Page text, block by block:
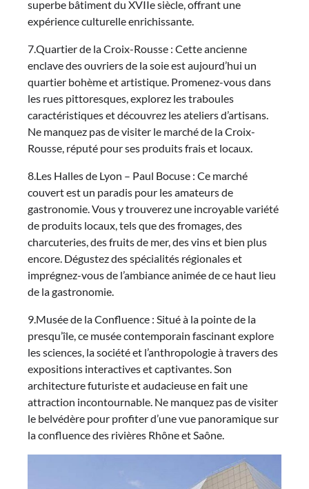
superbe bâtiment du XVIIe siècle, offrant une
expérience culturelle enrichissante.
7.Quartier de la Croix-Rousse : Cette ancienne
enclave des ouvriers de la soie est aujourd’hui un
quartier bohème et artistique. Promenez-vous dans
les rues pittoresques, explorez les traboules
caractéristiques et découvrez les ateliers d’artisans.
Ne manquez pas de visiter le marché de la Croix-
Rousse, réputé pour ses produits frais et locaux.
8.Les Halles de Lyon – Paul Bocuse : Ce marché
couvert est un paradis pour les amateurs de
gastronomie. Vous y trouverez une incroyable variété
de produits locaux, tels que des fromages, des
charcuteries, des fruits de mer, des vins et bien plus
encore. Dégustez des spécialités régionales et
imprégnez-vous de l’ambiance animée de ce haut lieu
de la gastronomie.
9.Musée de la Confluence : Situé à la pointe de la
presqu’île, ce musée contemporain fascinant explore
les sciences, la société et l’anthropologie à travers des
expositions interactives et captivantes. Son
architecture futuriste et audacieuse en fait une
attraction incontournable. Ne manquez pas de visiter
le belvédère pour profiter d’une vue panoramique sur
la confluence des rivières Rhône et Saône.